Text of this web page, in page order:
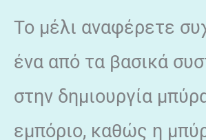
Το μέλι αναφέρετε
ένα από τα βασικά
στην δημιουργία
εμπόριο, καθώς η